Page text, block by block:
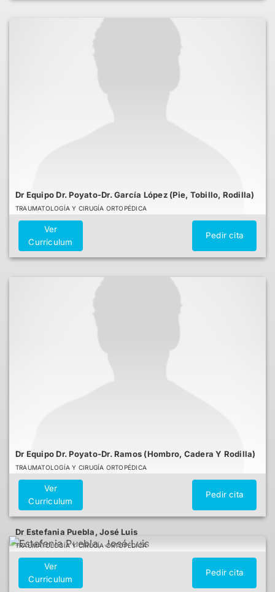
Dr Equipo Dr. Poyato-Dr. García López (Pie, Tobillo, Rodilla)
TRAUMATOLOGÍA Y CIRUGÍA ORTOPÉDICA
Ver
Curriculum
Pedir cita
Dr Equipo Dr. Poyato-Dr. Ramos (Hombro, Cadera Y Rodilla)
TRAUMATOLOGÍA Y CIRUGÍA ORTOPÉDICA
Ver
Curriculum
Pedir cita
Dr Estefania Puebla, José Luis
TRAUMATOLOGÍA Y CIRUGÍA ORTOPÉDICA
Ver
Curriculum
Pedir cita